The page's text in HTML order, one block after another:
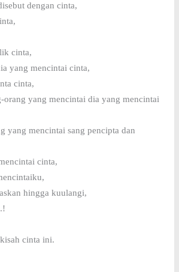
dengan cinta,
cinta,
yang mencintai cinta,
cinta,
orang yang mencintai dia yang mencintai
yang mencintai sang pencipta dan
cinta,
hingga kuulangi,
cinta ini.